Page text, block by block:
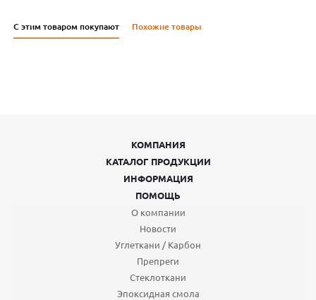
С этим товаром покупают Похожие товары
КОМПАНИЯ
КАТАЛОГ ПРОДУКЦИИ
ИНФОРМАЦИЯ
ПОМОЩЬ
О компании
Новости
Углеткани / Карбон
Препреги
Стеклоткани
Эпоксидная смола